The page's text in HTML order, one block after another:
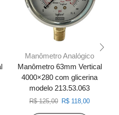
Manômetro Analógico
Manômetro 63mm Vertical
4000×280 com glicerina
modelo 213.53.063
R$125,00 OR$ 118,00O